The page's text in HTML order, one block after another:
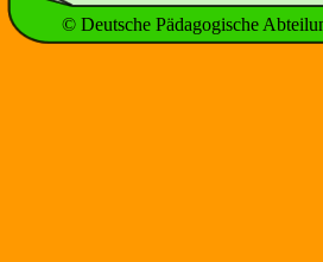
© Deutsche Pädagogische